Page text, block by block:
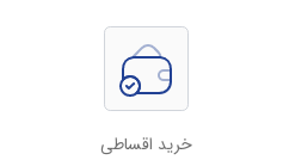
خرید اقساطی